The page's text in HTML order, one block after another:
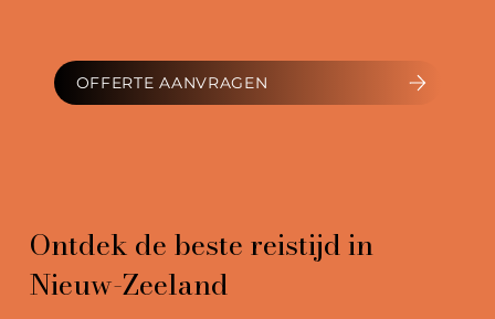
OFFERTE AANVRAGEN
Ontdek de beste reistijd in
Nieuw-Zeeland